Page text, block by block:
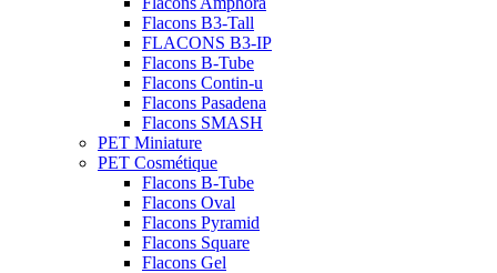
Flacons B3-Tall
FLACONS B3-IP
Flacons B-Tube
Flacons Contin-u
Flacons Pasadena
Flacons SMASH
PET Miniature
PET Cosmétique
Flacons B-Tube
Flacons Oval
Flacons Pyramid
Flacons Square
Flacons Gel